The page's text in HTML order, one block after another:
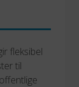
fleksibel
til